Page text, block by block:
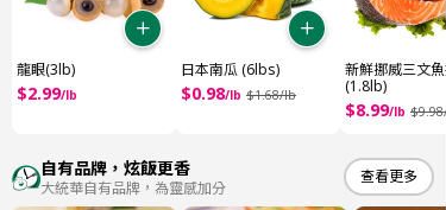
龍眼(3lb)
$2.99/lb
日本南瓜 (6lbs)
$0.98/lb $1.68/lb
新鮮挪威三文魚
(1.8lb)
$8.99/lb $9.98/
自有品牌，炫飯更香
大統華自有品牌，為靈感加分
查看更多